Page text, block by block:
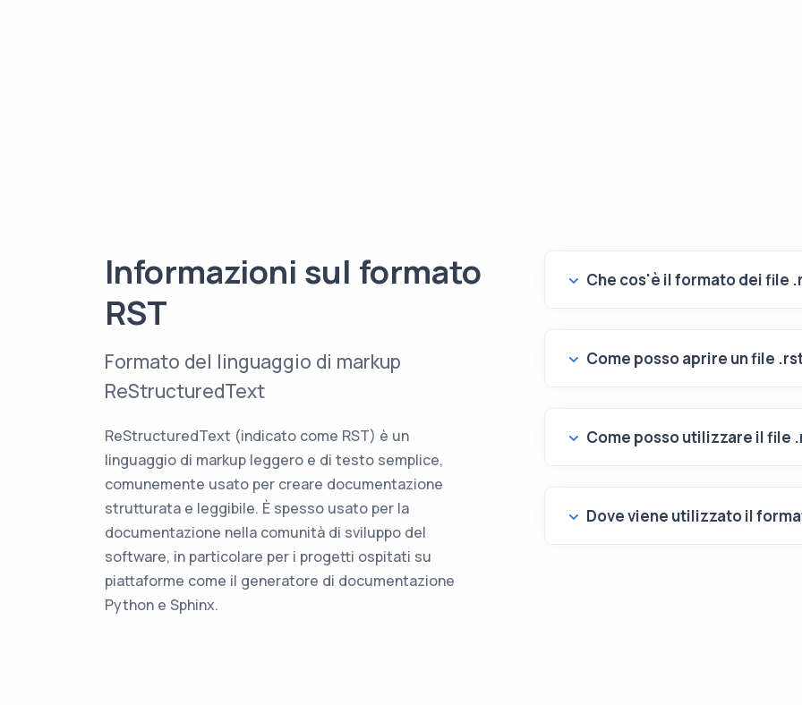
Informazioni sul formato
RST
Formato del linguaggio di markup
ReStructuredText
ReStructuredText (indicato come RST) è un
linguaggio di markup leggero e di testo semplice,
comunemente usato per creare documentazione
strutturata e leggibile. È spesso usato per la
documentazione nella comunità di sviluppo del
software, in particolare per i progetti ospitati su
piattaforme come il generatore di documentazione
Python e Sphinx.
Che cos'è il formato dei file
Come posso aprire un file
Come posso utilizzare il file
Dove viene utilizzato il